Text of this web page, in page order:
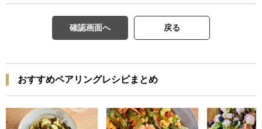
確認画面へ 戻る
おすすめペアリングレシピまとめ